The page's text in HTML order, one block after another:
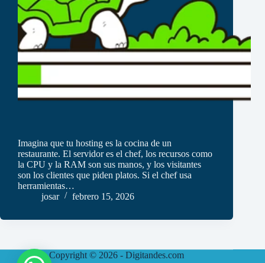
Imagina que tu hosting es la cocina de un
restaurante. El servidor es el chef, los recursos como
la CPU y la RAM son sus manos, y los visitantes
son los clientes que piden platos. Si el chef usa
herramientas…
josar
febrero 15, 2026
Copyright © 2026 -Digitandes.com